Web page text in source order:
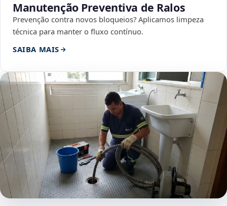
Manutenção Preventiva de Ralos
Prevenção contra novos bloqueios? Aplicamos limpeza
técnica para manter o fluxo contínuo.
SAIBA MAIS